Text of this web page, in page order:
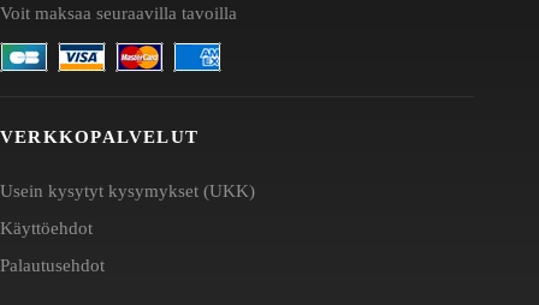
Voit maksaa seuraavilla tavoilla
VERKKOPALVELUT
Usein kysytyt kysymykset (UKK)
Käyttöehdot
Palautusehdot